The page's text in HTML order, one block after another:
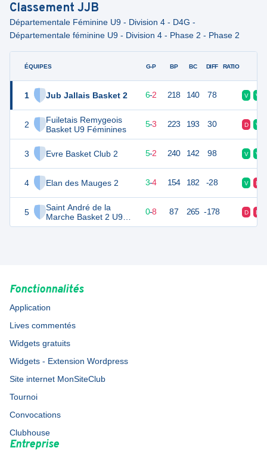
Classement JJB
Départementale Féminine U9 - Division 4 - D4G -
Départementale féminine U9 - Division 4 - Phase 2 - Phase 2
ÉQUIPES
1 Jub Jallais Basket 2
2
Fuiletais Remygeois
Basket U9 Féminines
3 Evre Basket Club 2
4 Elan des Mauges 2
5
Saint André de la
Marche Basket 2 U9
Féminines
G-P BP BC DIFF RATIO
14 8 6-2 218 140 78 V V
13 5-3 223 193 30 D V
12 5-2 240 142 98 V V
10 3-4 154 182 -28 V D
8 0-8 87 265 -178 D D
Fonctionnalités
Application
Lives commentés
Widgets gratuits
Widgets - Extension Wordpress
Site internet MonSiteClub
Tournoi
Convocations
Clubhouse
Entreprise